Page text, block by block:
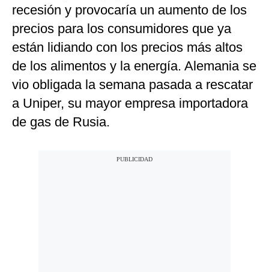
recesión y provocaría un aumento de los
precios para los consumidores que ya
están lidiando con los precios más altos
de los alimentos y la energía. Alemania se
vio obligada la semana pasada a rescatar
a Uniper, su mayor empresa importadora
de gas de Rusia.